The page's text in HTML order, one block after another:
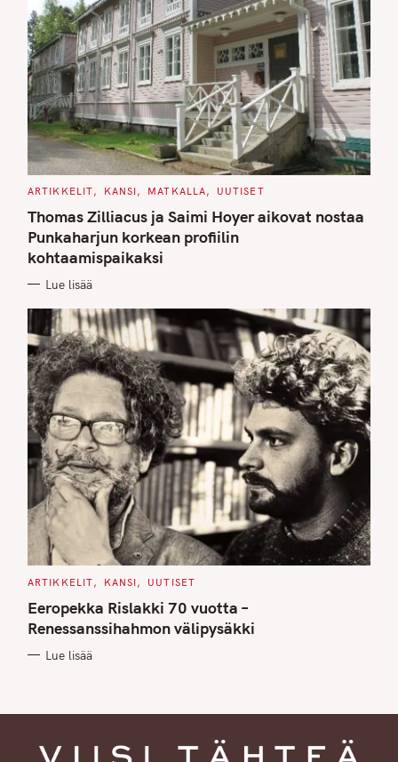
C
T
E
G
O
R
I
S
ARTIKKELIT KANSI MATKALLA UUTISET
Thomas Zilliacus ja Saimi Hoyer aikovat nostaa
Punkaharjun korkean profiilin
kohtaamispaikaksi
Lue lisää
C
T
E
G
O
I
ARTIKKELIT KANSI UUTISET
Eeropekka Rislakki 70 vuotta –
Renessanssihahmon välipysäkki
Lue lisää